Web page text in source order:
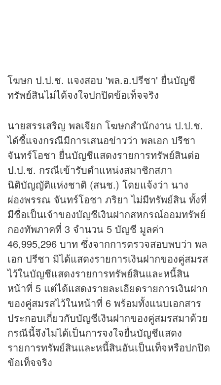
โฆษก ป.ป.ช. แจงสอบ 'พล.อ.ปรีชา' ยื่นบัญชี
ทรัพย์สินไม่ได้จงใจปกปิดข้อเท็จจริง
นายสรรเสริญ พลเจียก โฆษกสำนักงาน ป.ป.ช.
ได้ชี้แจงกรณีมีการเสนอข่าวว่า พลเอก ปรีชา
จันทร์โอชา ยื่นบัญชีแสดงรายการทรัพย์สินต่อ
ป.ป.ช. กรณีเข้ารับตำแหน่งสมาชิกสภา
นิติบัญญัติแห่งชาติ (สนช.) โดยแจ้งว่า นาง
ผ่องพรรณ จันทร์โอชา ภริยา ไม่มีทรัพย์สิน ทั้งที่
มีชื่อเป็นเจ้าของบัญชีเงินฝากสหกรณ์ออมทรัพย์
กองทัพภาคที่ 3 จำนวน 5 บัญชี มูลค่า
46,995,296 บาท ซึ่งจากการตรวจสอบพบว่า พล
เอก ปรีชา มิได้แสดงรายการเงินฝากของคู่สมรส
ไว้ในบัญชีแสดงรายการทรัพย์สินและหนี้สิน
หน้าที่ 5 แต่ได้แสดงรายละเอียดรายการเงินฝาก
ของคู่สมรสไว้ในหน้าที่ 6 พร้อมทั้งแนบเอกสาร
ประกอบเกี่ยวกับบัญชีเงินฝากของคู่สมรสมาด้วย
กรณีนี้จึงไม่ได้เป็นการจงใจยื่นบัญชีแสดง
รายการทรัพย์สินและหนี้สินอันเป็นเท็จหรือปกปิด
ข้อเท็จจริง